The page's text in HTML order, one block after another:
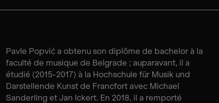
Pavle Popvić a obtenu son diplôme de bachelor à la
faculté de musique de Belgrade ; auparavant, il a
étudié (2015-2017) à la Hochschule für Musik und
Darstellende Kunst de Francfort avec Michael
Sanderling et Jan Ickert. En 2018, il a remporté